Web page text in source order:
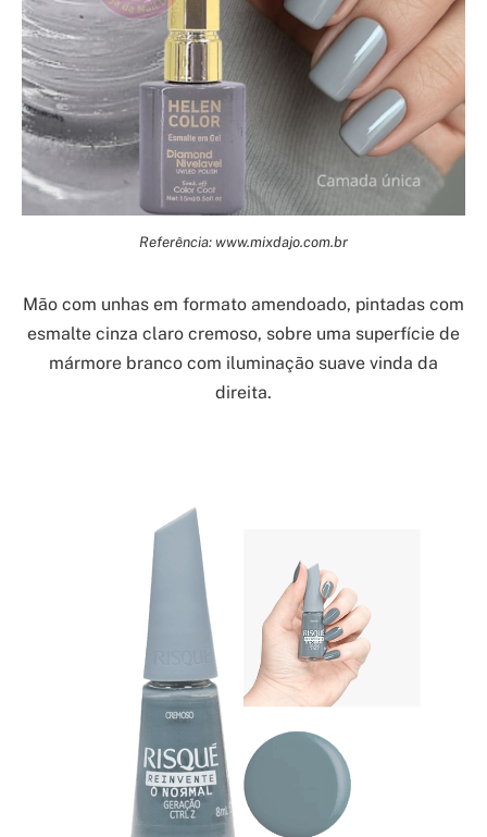
Referência: www.mixdajo.com.br
Mão com unhas em formato amendoado, pintadas com
esmalte cinza claro cremoso, sobre uma superfície de
mármore branco com iluminação suave vinda da
direita.